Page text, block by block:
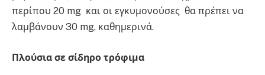
περίπου 20 mg και οι εγκυμονούσες θα πρέπει να
λαμβάνουν 30 mg, καθημερινά.
Πλούσια σε σίδηρο τρόφιμα